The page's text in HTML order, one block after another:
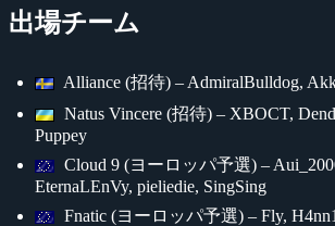
出場チーム
Alliance (招待) – AdmiralBulldog,
Natus Vincere (招待) – XBOCT,
Puppey
Cloud 9 (ヨーロッパ予選) –
EternaLEnVy, pieliedie, SingSing
Fnatic (ヨーロッパ予選) – Fly,